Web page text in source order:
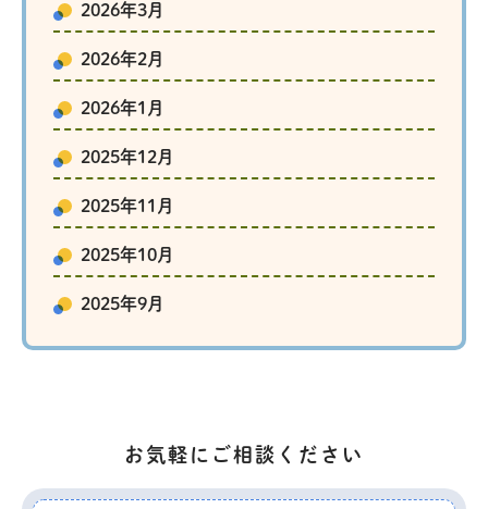
2026年3月
2026年2月
2026年1月
2025年12月
2025年11月
2025年10月
2025年9月
お気軽にご相談ください